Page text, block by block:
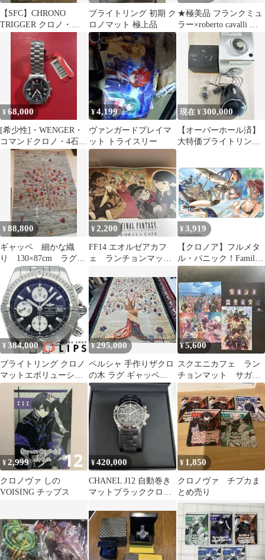
【SFC】CHRONO
TRIGGER クロノ・ト
リガー サウンドトラ
ブライトリング 初期 ク
ロノマット 極上品
★極美品 フランクミュ
ラー×roberto cavalli ク
ロノ 付属品完備★
¥68,000
[希少性]・WENGER・
コマンドクロノ・4石腕
時計・7082X・青島・
正規品
¥4,199
ヴァンガードプレイマ
ット トライスリー
現在 ¥300,000
【オーバーホール済】
大特価ブライトリン
ト
¥88,800
ギャッベ 細かな織
り 130×87cm ラグ
グレー ザクロの樹
¥2,200
FF14 エオルゼアカフ
ェ ランチョンマッ
ロボ
¥ 3,919
【クロノア】フルメタ
ル・パニック！Family
デスクマット「フルメ
タル・パニック！
Family」
¥ 384,000
ブライトリング クロノ
マットエボリューショ
ン A13356/A156B19PA
箱 保証書 SS メンズ時
計 ブラック/シルバー
¥295,000
ペルシャ 手作りザクロ
の木 ラグ ギャッベ
150cm X 206cm
¥5,600
スクエニカフェ ラン
チョンマット サガ
クロノクロス ファイ
ナルファンタジー
¥2,999
クロノヴァ しの
VOISING チップス
¥420,000
CHANEL J12 自動巻き
マットブラッククロノ
41ミリ
¥ 1,850
クロノヴァ チプカま
とめ売り